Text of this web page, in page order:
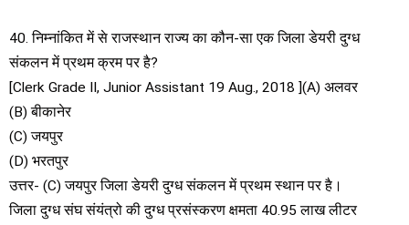
40. निम्नांकित में से राजस्थान राज्य का कौन-सा एक जिला डेयरी दुग्ध
संकलन में प्रथम क्रम पर है?
[Clerk Grade II, Junior Assistant 19 Aug., 2018 ](A) अलवर
(B) बीकानेर
(C) जयपुर
(D) भरतपुर
उत्तर- (C) जयपुर जिला डेयरी दुग्ध संकलन में प्रथम स्थान पर है।
जिला दुग्ध संघ संयंत्रो की दुग्ध प्रसंस्करण क्षमता 40.95 लाख लीटर